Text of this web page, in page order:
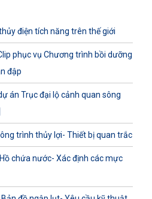
điện tích năng trên thế giới
phục vụ Chương trình bồi dưỡng
đập
án Trục đại lộ cảnh quan sông
trình thủy lợi- Thiết bị quan trắc
chứa nước- Xác định các mực